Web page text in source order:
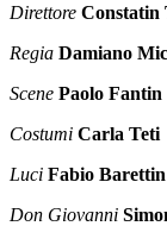
Direttore Constatin
Regia Damiano
Scene Paolo Fantin
Costumi Carla Teti
Luci Fabio Barettin
Don Giovanni